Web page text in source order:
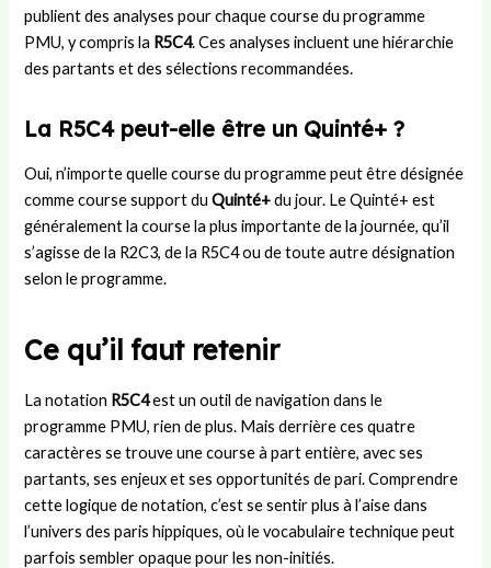
publient des analyses pour chaque course du programme
PMU, y compris la R5C4. Ces analyses incluent une hiérarchie
des partants et des sélections recommandées.
La R5C4 peut-elle être un Quinté+ ?
Oui, n’importe quelle course du programme peut être désignée
comme course support duQuinté+du jour. Le Quinté+ est
généralement la course la plus importante de la journée, qu’il
s’agisse de la R2C3, de la R5C4 ou de toute autre désignation
selon le programme.
Ce qu’il faut retenir
La notation R5C4est un outil de navigation dans le
programme PMU, rien de plus. Mais derrière ces quatre
caractères se trouve une course à part entière, avec ses
partants, ses enjeux et ses opportunités de pari. Comprendre
cette logique de notation, c’est se sentir plus à l’aise dans
l’univers des paris hippiques, où le vocabulaire technique peut
parfois sembler opaque pour les non-initiés.